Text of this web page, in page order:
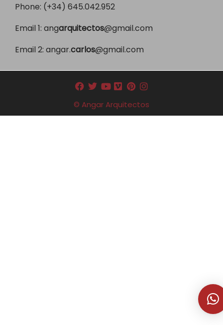
Phone: (+34) 645.042.952
Email 1: angarquitectos@gmail.com
Email 2: angar.carlos@gmail.com
© Angar Arquitectos